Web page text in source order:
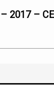
2017 –